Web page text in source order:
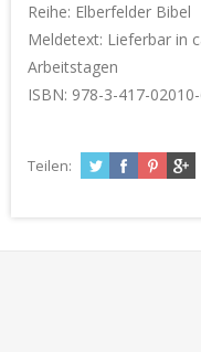
Reihe: Elberfelder Bibel
Meldetext: Lieferbar in
Arbeitstagen
ISBN: 978-3-417-
Teilen: